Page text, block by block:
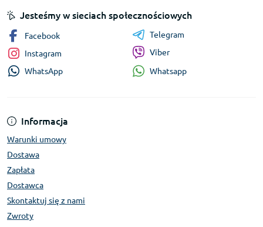
Informacja
Warunki umowy
Dostawa
Zapłata
Dostawca
Skontaktuj się z nami
Zwroty
Jesteśmy w sieciach społecznościowych
Facebook
Instagram
WhatsApp
Telegram
Viber
Whatsapp